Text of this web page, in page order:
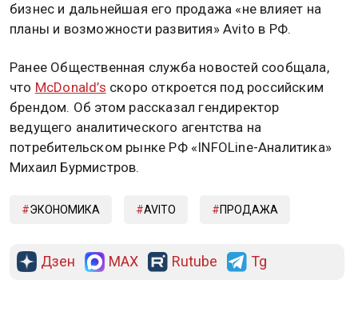
бизнес и дальнейшая его продажа «не влияет на
планы и возможности развития» Avito в РФ.
Ранее Общественная служба новостей сообщала,
что McDonald’s скоро откроется под российским
брендом. Об этом рассказал гендиректор
ведущего аналитического агентства на
потребительском рынке РФ «INFOLine-Аналитика»
Михаил Бурмистров.
ЭКОНОМИКА AVITO ПРОДАЖА
Дзен MAX Rutube Tg